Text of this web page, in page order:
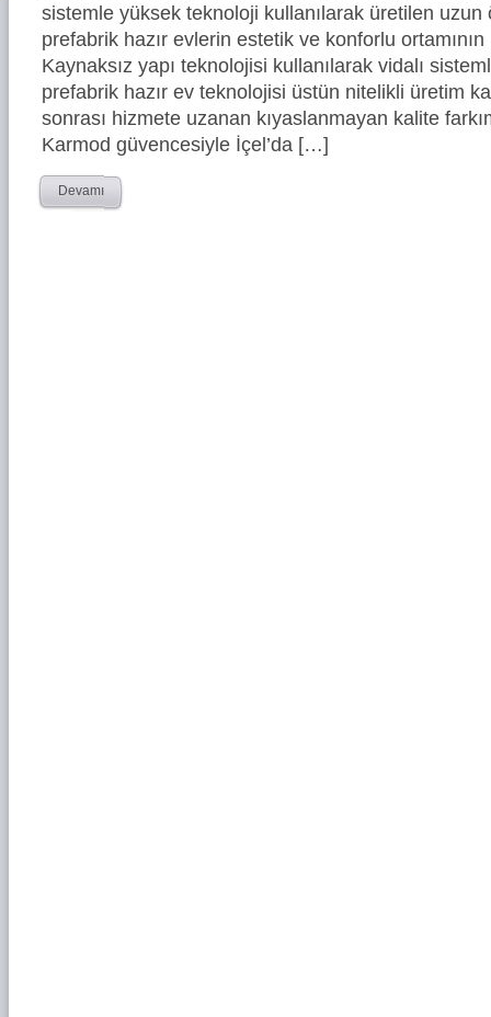
sistemle yüksek teknoloji kullanılarak üretilen
prefabrik hazır evlerin estetik ve konforlu ortamının
Kaynaksız yapı teknolojisi kullanılarak vidalı
prefabrik hazır ev teknolojisi üstün nitelikli üretim
sonrası hizmete uzanan kıyaslanmayan kalite
Karmod güvencesiyle İçel’da […]
Devamı